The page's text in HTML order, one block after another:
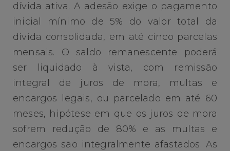
dívida ativa. A adesão exige o pagamento
inicial mínimo de 5% do valor total da
dívida consolidada, em até cinco parcelas
mensais. O saldo remanescente poderá
ser liquidado à vista, com remissão
integral de juros de mora, multas e
encargos legais, ou parcelado em até 60
meses, hipótese em que os juros de mora
sofrem redução de 80% e as multas e
encargos são integralmente afastados. As